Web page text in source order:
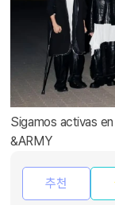
Sigamos activas
&ARMY
추천